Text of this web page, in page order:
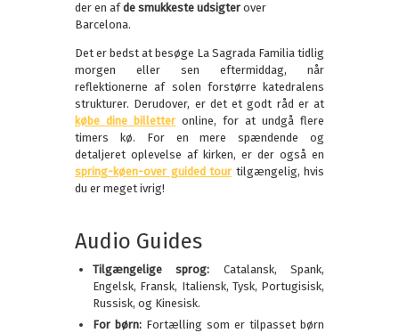
der en afde smukkeste udsigter over
Barcelona.
Det er bedst at besøge La Sagrada Familia tidlig
morgen eller sen eftermiddag, når
reflektionerne af solen forstørre katedralens
strukturer. Derudover, er det et godt råd er at
købe dine billetter online, for at undgå flere
timers kø. For en mere spændende og
detaljeret oplevelse af kirken, er der også en
spring-køen-over guided tour tilgængelig, hvis
du er meget ivrig!
Audio Guides
Tilgængelige sprog: Catalansk, Spank,
Engelsk, Fransk, Italiensk, Tysk, Portugisisk,
Russisk, og Kinesisk.
For børn: Fortælling som er tilpasset børn